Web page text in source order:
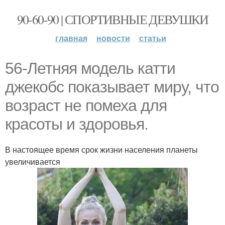
90-60-90 | СПОРТИВНЫЕ ДЕВУШКИ
главная новости статьи
56-Летняя модель катти
джекобс показывает миру, что
возраст не помеха для
красоты и здоровья.
В настоящее время срок жизни населения планеты
увеличивается